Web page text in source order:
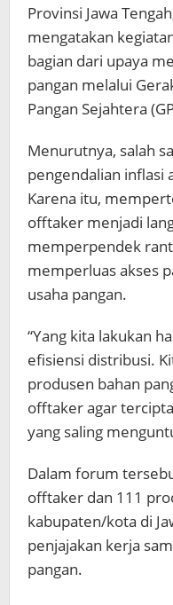
Provinsi Jawa Tengah
mengatakan
bagian dari upaya
pangan melalui
Pangan Sejahtera
Menurutnya, salah
pengendalian inflasi
Karena itu,
offtaker menjadi
memperpendek
memperluas akses
usaha pangan.
“Yang kita lakukan
efisiensi distribusi.
produsen bahan
offtaker agar
yang saling
Dalam forum
offtaker dan 111
kabupaten/kota di
penjajakan kerja
pangan.